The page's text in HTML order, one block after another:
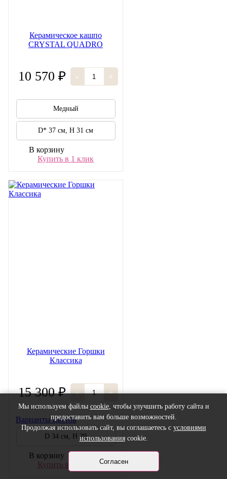
Керамическое кашпо
CRYSTAL QUADRO
10 570 ₽ - +
Медный
D* 37 см, H 31 см
В корзину
Купить в 1 клик
Керамические Горшки
Классика
15 300 ₽ - +
Варианты цветов
D 34 см, H 29
В корзину
Купить в 1 клик
Мы используем файлы cookie, чтобы улучшить работу сайта и
предоставить вам больше возможностей.
Продолжая использовать сайт, вы соглашаетесь с условиями
использованияcookie.
Согласен